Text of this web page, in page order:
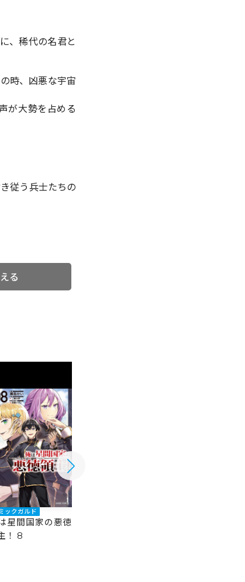
、稀代の名君と
時、凶悪な宇宙
が大勢を占める
従う兵士たちの
る
ックガルド
星間国家の悪徳
！ 8